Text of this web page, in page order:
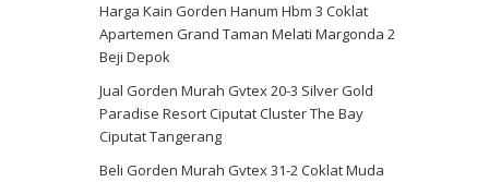
Harga Kain Gorden Hanum Hbm 3 Coklat
Apartemen Grand Taman Melati Margonda 2
Beji Depok
Jual Gorden Murah Gvtex 20-3 Silver Gold
Paradise Resort Ciputat Cluster The Bay
Ciputat Tangerang
Beli Gorden Murah Gvtex 31-2 Coklat Muda